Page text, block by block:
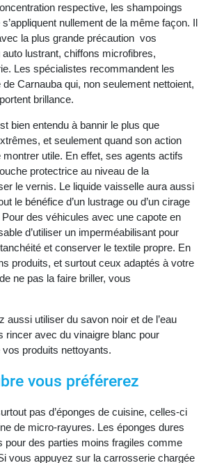
respective, les shampoings
nullement de la même façon. Il
la plus grande précaution vos
lustrant, chiffons microfibres,
Les spécialistes recommandent les
Carnauba qui, non seulement nettoient,
brillance.
bien entendu à bannir le plus que
et seulement quand son action
utile. En effet, ses agents actifs
protectrice au niveau de la
le vernis. Le liquide vaisselle aura aussi
le bénéfice d’un lustrage ou d’un cirage
des véhicules avec une capote en
d’utiliser un imperméabilisant pour
et conserver le textile propre. En
produits, et surtout ceux adaptés à votre
ne pas la faire briller, vous
aussi utiliser du savon noir et de l’eau
rincer avec du vinaigre blanc pour
vos produits nettoyants.
vous préférerez
pas d’éponges de cuisine, celles-ci
de micro-rayures. Les éponges dures
pour des parties moins fragiles comme
vous appuyez sur la carrosserie chargée